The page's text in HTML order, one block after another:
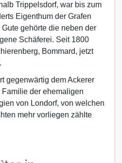
Trippelsdorf, war bis zum
Eigenthum der Grafen
gehörte die neben der
Schäferei. Seit 1800
Bommard, jetzt
gegenwärtig dem Ackerer
der ehemaligen
von Londorf, von welchen
mehr vorliegen zählte